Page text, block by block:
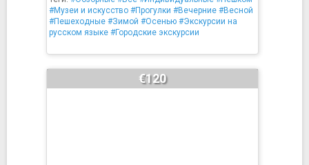
#Музеи и искусство #Прогулки #Вечерние #Весной
#Пешеходные #Зимой #Осенью #Экскурсии на
русском языке #Городские экскурсии
€120